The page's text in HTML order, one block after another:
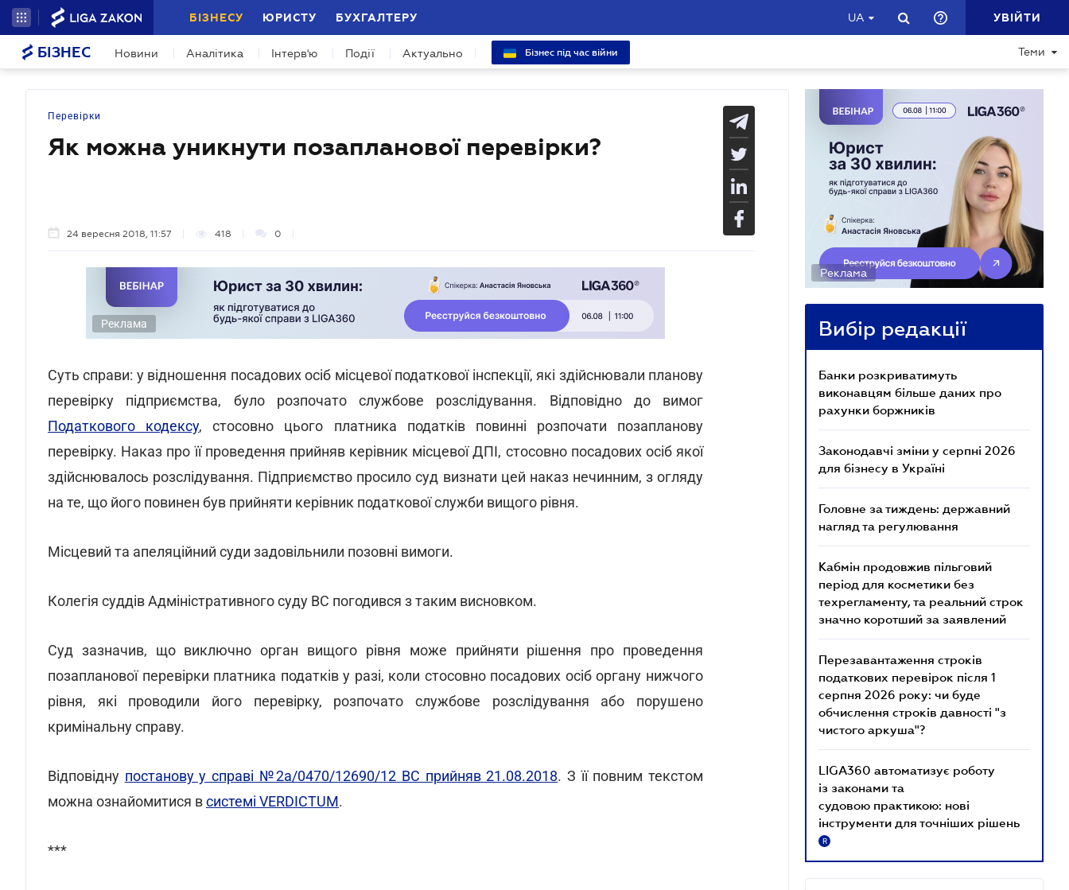
БІЗНЕСУ ЮРИСТУ БУХГАЛТЕРУ UA УВІЙТИ
БІЗНЕС Новини Аналітика Інтерв'ю Події Актуально Бізнес під час війни Теми
Перевірки
Як можна уникнути позапланової перевірки?
24 вересня 2018, 11:57 418 0
Реклама
Суть справи: у відношення посадових осіб місцевої податкової інспекції, які здійснювали планову
перевірку підприємства, було розпочато службове розслідування. Відповідно до вимог
Податкового кодексу, стосовно цього платника податків повинні розпочати позапланову
перевірку. Наказ про її проведення прийняв керівник місцевої ДПІ, стосовно посадових осіб якої
здійснювалось розслідування. Підприємство просило суд визнати цей наказ нечинним, з огляду
на те, що його повинен був прийняти керівник податкової служби вищого рівня.
Місцевий та апеляційний суди задовільнили позовні вимоги.
Колегія суддів Адміністративного суду ВС погодився з таким висновком.
Суд зазначив, що виключно орган вищого рівня може прийняти рішення про проведення
позапланової перевірки платника податків у разі, коли стосовно посадових осіб органу нижчого
рівня, які проводили його перевірку, розпочато службове розслідування або порушено
кримінальну справу.
Відповідну постанову у справі №2а/0470/12690/12 ВС прийняв 21.08.2018. З її повним текстом
можна ознайомитися всистемі VERDICTUM.
***
Реклама
Вибір редакції
Банки розкриватимуть
виконавцям більше даних про
рахунки боржників
Законодавчі зміни у серпні 2026
для бізнесу в Україні
Головне за тиждень: державний
нагляд та регулювання
Кабмін продовжив пільговий
період для косметики без
техрегламенту, та реальний строк
значно коротший за заявлений
Перезавантаження строків
податкових перевірок після 1
серпня 2026 року: чи буде
обчислення строків давності "з
чистого аркуша"?
LIGA360 автоматизує роботу
із законами та
судовою практикою: нові
інструменти для точніших рішень
R